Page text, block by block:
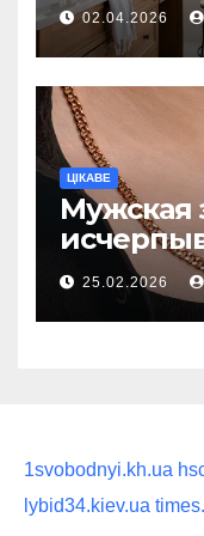
ритуал
02.04.2026
ЦІКАВЕ
Мужская
25.02.2026
1svobodnyi.kh.ua
lybid34.kiev.ua